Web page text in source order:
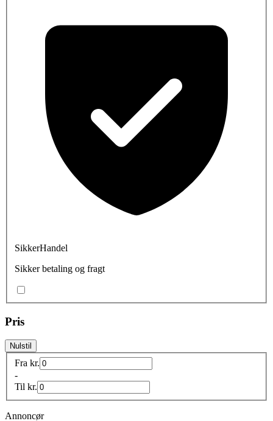
SikkerHandel
Sikker betaling og fragt
Pris
Nulstil
Fra kr.
-
Til kr.
Annoncør